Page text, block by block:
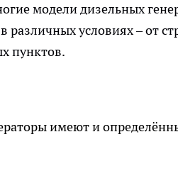
модели дизельных
различных условиях – от
пунктов.
имеют и